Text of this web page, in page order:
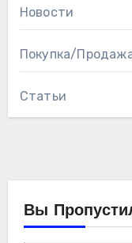
Новости
Покупка/
Статьи
Вы